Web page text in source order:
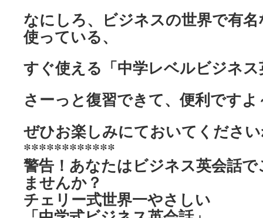
なにしろ、ビジネスの世界で有
使っている、
すぐ使える「中学レベルビジネス
さーっと復習できて、便利ですよ
ぜひお楽しみにておいてくださ
************
警告！あなたはビジネス英会話
ませんか？
チェリー式世界一やさしい